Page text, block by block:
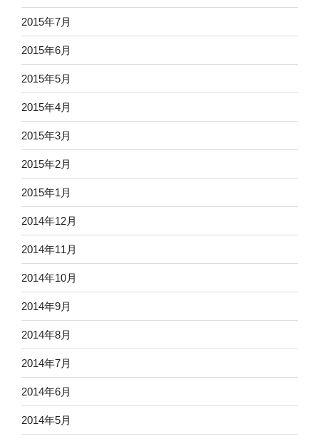
2015年7月
2015年6月
2015年5月
2015年4月
2015年3月
2015年2月
2015年1月
2014年12月
2014年11月
2014年10月
2014年9月
2014年8月
2014年7月
2014年6月
2014年5月